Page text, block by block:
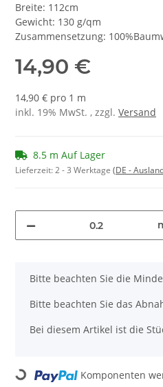
Breite: 112cm
Gewicht: 130 g/qm
Zusammensetzung:
14,90 €
14,90 € pro 1 m
inkl. 19% MwSt. , zzgl. Versand
8.5 m Auf Lager
Lieferzeit:2 - 3 Werktage (DE -
x
Bitte beachten Sie die
Bitte beachten Sie das
Bei diesem Artikel ist die
Loading... Komponenten